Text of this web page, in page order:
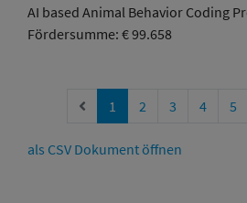
AI based Animal Behavior Coding
Fördersumme: € 99.658
Vorherige Seite
1 2 3 4 5
als CSV Dokument öffnen